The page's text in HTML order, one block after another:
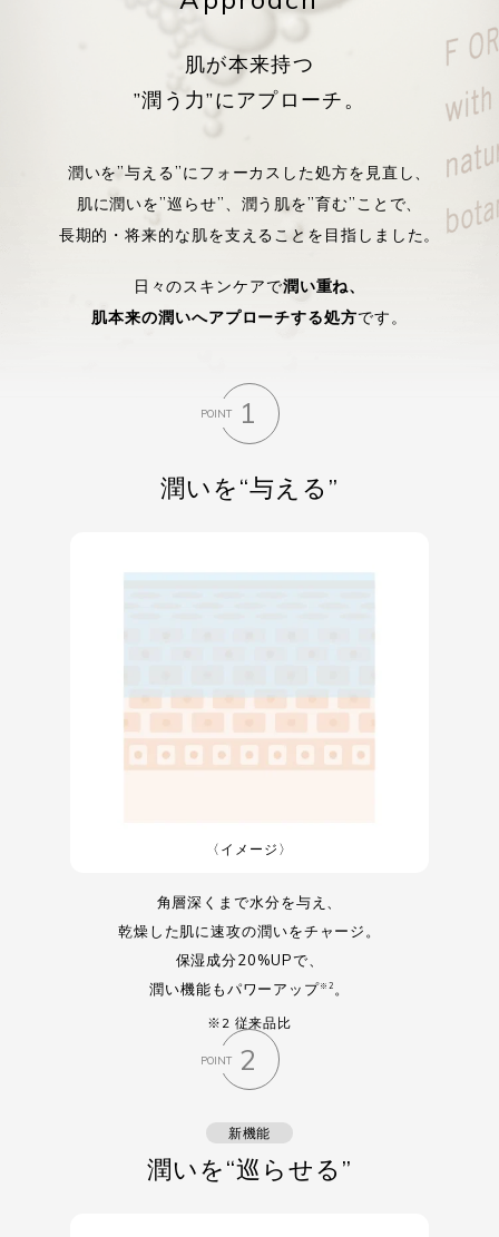
肌が本来持つ
”潤う力”にアプローチ。
潤いを”与える”にフォーカスした処方を見直し、
肌に潤いを”巡らせ”、潤う肌を”育む”ことで、
長期的・将来的な肌を支えることを目指しました。
日々のスキンケアで潤い重ね、
肌本来の潤いへアプローチする処方です。
POINT 1
潤いを“与える”
〈イメージ〉
角層深くまで水分を与え、
乾燥した肌に速攻の潤いをチャージ。
保湿成分20%UPで、
潤い機能もパワーアップ※2 。
※2 従来品比
POINT 2
新機能
潤いを“巡らせる”